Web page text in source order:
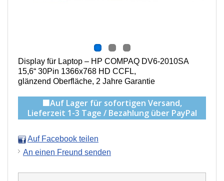
Display für Laptop – HP COMPAQ DV6-2010SA
15,6“ 30Pin 1366x768 HD CCFL,
g länzend Oberfläche, 2 Jahre Garantie
🟩Auf Lager für sofortigen Versand,
Lieferzeit 1-3 Tage / Bezahlung über PayPal
Auf Facebook teilen
An einen Freund senden